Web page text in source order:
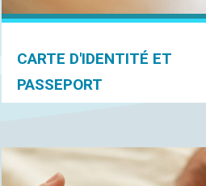
CARTE D'IDENTITÉ ET
PASSEPORT